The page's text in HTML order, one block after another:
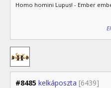
Homo homini Lupus! - Ember
#8485 kelkáposzta [6439]